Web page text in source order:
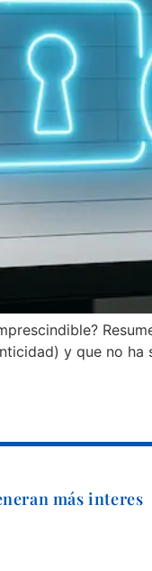
y que no
más interes